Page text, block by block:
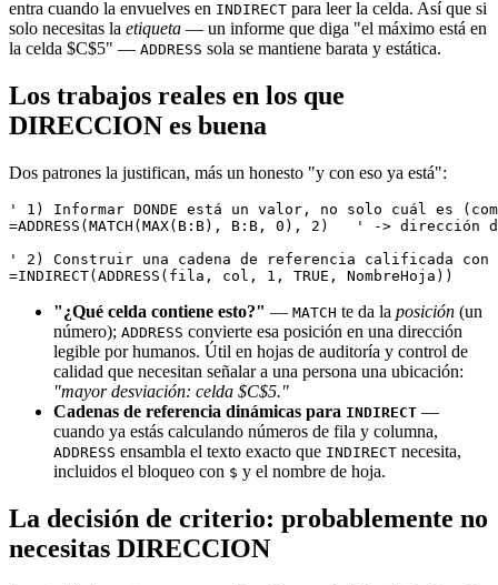
entra cuando la envuelves en INDIRECT para leer la celda. Así que si
solo necesitas la etiqueta — un informe que diga "el máximo está en
la celda $C$5" — ADDRESS sola se mantiene barata y estática.
Los trabajos reales en los que
DIRECCION es buena
Dos patrones la justifican, más un honesto "y con eso ya está":
' 1) Informar DONDE está un valor, no solo cuál es
=ADDRESS(MATCH(MAX(B:B), B:B, 0), 2)   ' -> dirección
' 2) Construir una cadena de referencia calificada con
"¿Qué celda contiene esto?" — MATCH te da la posición (un
número); ADDRESS convierte esa posición en una dirección
legible por humanos. Útil en hojas de auditoría y control de
calidad que necesitan señalar a una persona una ubicación:
"mayor desviación: celda $C$5."
Cadenas de referencia dinámicas para INDIRECT —
cuando ya estás calculando números de fila y columna,
ADDRESS ensambla el texto exacto que INDIRECT necesita,
incluidos el bloqueo con $ y el nombre de hoja.
La decisión de criterio: probablemente no
necesitas DIRECCION